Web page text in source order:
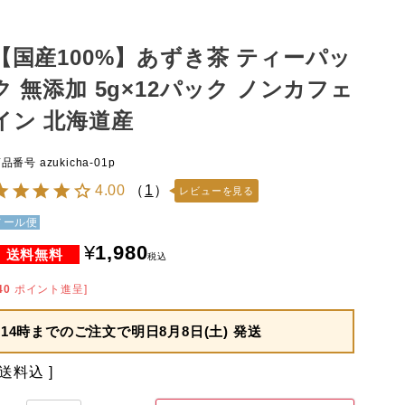
国産100%】あずき茶 ティーパッ
無添加 5g×12パック ノンカフェ
ン 北海道産
番号 azukicha-01p
4.00 （ 1） レビューを見る
ール便
¥1,980税込
ポイント進呈]
14時までのご注文で明日8月8日(土) 発送
料込